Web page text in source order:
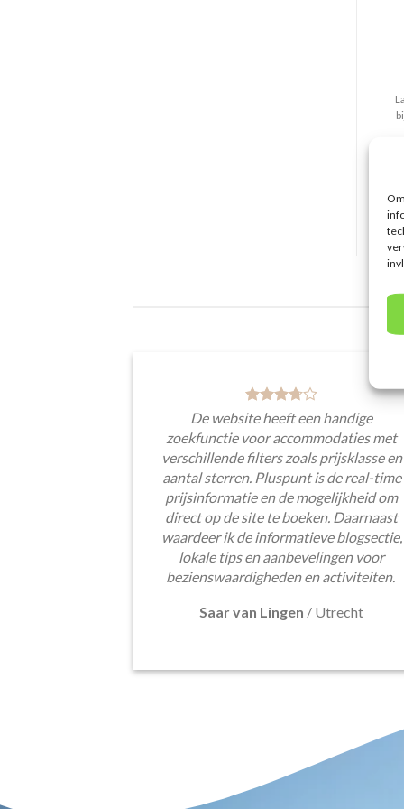
De website heeft een handige
zoekfunctie voor accommodaties met
verschillende filters zoals prijsklasse en
aantal sterren. Pluspunt is de real-time
prijsinformatie en de mogelijkheid om
direct op de site te boeken. Daarnaast
waardeer ik de informatieve blogsectie,
lokale tips en aanbevelingen voor
bezienswaardigheden en activiteiten.
Saar van Lingen / Utrecht